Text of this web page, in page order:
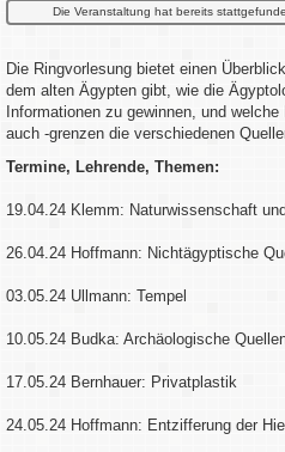
Die Veranstaltung hat bereits
Die Ringvorlesung bietet einen
dem alten Ägypten gibt, wie die
Informationen zu gewinnen, und
auch -grenzen die verschiedenen
Termine, Lehrende, Themen:
19.04.24 Klemm: Naturwissenschaft
26.04.24 Hoffmann: Nichtägyptische
03.05.24 Ullmann: Tempel
10.05.24 Budka: Archäologische
17.05.24 Bernhauer: Privatplastik
24.05.24 Hoffmann: Entzifferung der